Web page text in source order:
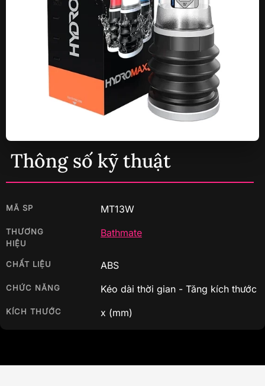
Thông số kỹ thuật
MÃ SP MT13W
THƯƠNG
HIỆU
Bathmate
CHẤT LIỆU ABS
CHỨC NĂNG Kéo dài thời gian - Tăng kích thước
KÍCH THƯỚC x (mm)